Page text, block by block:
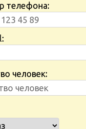
телефона:
человек: